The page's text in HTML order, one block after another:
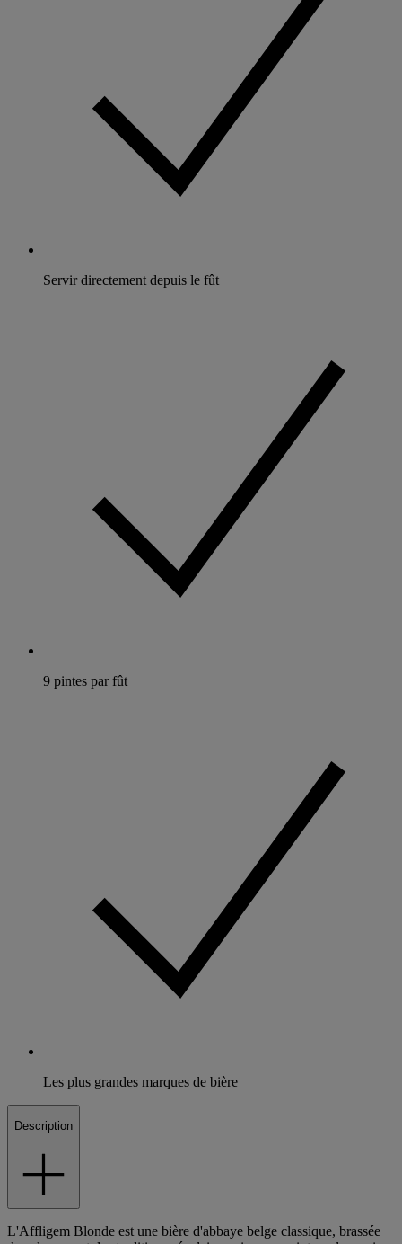
Servir directement depuis le fût
9 pintes par fût
Les plus grandes marques de bière
Description
L'Affligem Blonde est une bière d'abbaye belge classique, brassée